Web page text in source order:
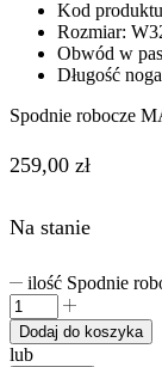
Kod
Rozmiar:
Obwód w
Długość
Spodnie robocze
259,00 zł
Na stanie
ilość Spodnie
Dodaj do koszyka
lub